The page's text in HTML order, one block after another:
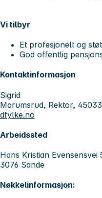
Vi tilbyr
Et profesjonelt og
God offentlig
Kontaktinformasjon
Sigrid
Marumsrud, Rektor,
dfylke.no
Arbeidssted
Hans Kristian Evensensvei
3076 Sande
Nøkkelinformasjon: